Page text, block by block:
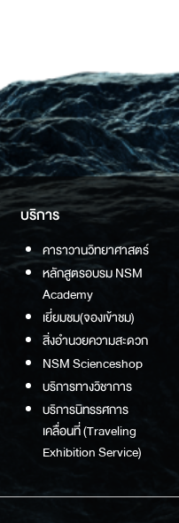
บริการ
คาราวานวิทยาศาสตร์
หลักสูตรอบรม NSM
Academy
เยี่ยมชม(จองเข้าชม)
สิ่งอำนวยความสะดวก
NSM Scienceshop
บริการทางวิชาการ
บริการนิทรรศการ
เคลื่อนที่ (Traveling
Exhibition Service)